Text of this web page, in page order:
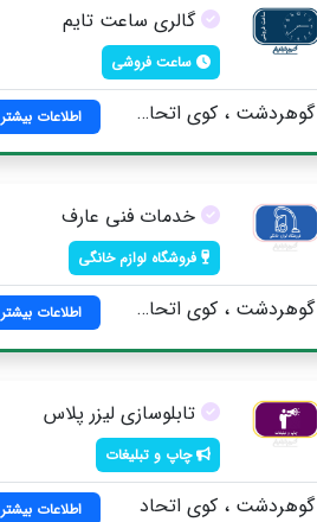
گالری ساعت تایم
ساعت فروشی
گوهردشت ، کوی اتحاد ، تقاطع استقلال جنوبی اطلاعات بیشتر
خدمات فنی عارف
فروشگاه لوازم خانگی
گوهردشت ، کوی اتحاد ، فروردین جنوبی ، کوچه نیما ، پلاک 28 اطلاعات بیشتر
تابلوسازی لیزر پلاس
چاپ و تبلیغات
گوهردشت ، کوی اتحاد اطلاعات بیشتر